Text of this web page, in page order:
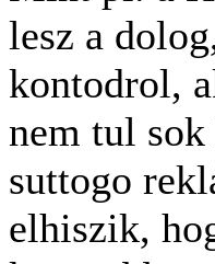
lesz a
kontodrol,
nem tul
suttogo
elhiszik,